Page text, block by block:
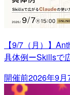
【9/7（月）】
具体例ーSkillsで
開催前2026年9月